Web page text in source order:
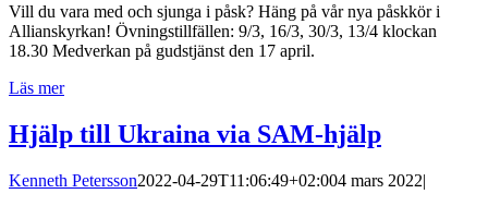
Vill du vara med och sjunga i påsk? Häng på vår nya påskkör i
Allianskyrkan! Övningstillfällen: 9/3, 16/3, 30/3, 13/4 klockan
18.30 Medverkan på gudstjänst den 17 april.
Läs mer
Hjälp till Ukraina via SAM-hjälp
Kenneth Petersson2022-04-29T11:06:49+02:004 mars 2022|